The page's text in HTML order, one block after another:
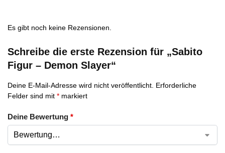
Es gibt noch keine Rezensionen.
Schreibe die erste Rezension für „Sabito
Figur – Demon Slayer“
Deine E-Mail-Adresse wird nicht veröffentlicht. Erforderliche
Felder sind mit * markiert
Deine Bewertung *